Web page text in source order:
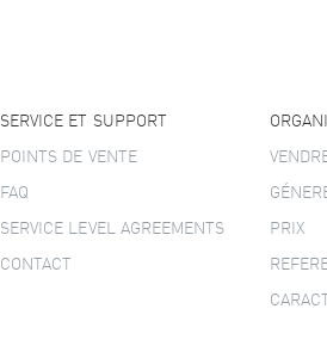
SERVICE ET SUPPORT
POINTS DE VENTE
FAQ
SERVICE LEVEL AGREEMENTS
CONTACT
PRIX